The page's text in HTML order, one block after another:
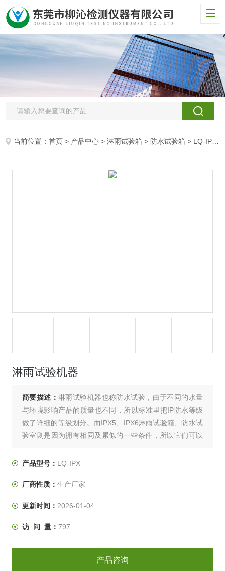
当前位置：首页 > 产品中心 >淋雨试验箱 > 防水试验箱 > LQ-IPX淋雨试验机器
淋雨试验机器
简要描述：淋雨试验机器也称防水试验，由于不同的水量
与环境影响产品的质量也不同，所以标准里把IP防水等级
做了详细的等级划分。而IPX5、IPX6淋雨试验箱、防水试
验室则是因为拥有相同及累似的一些条件，所以它们可以
产品型号： LQ-IPX
厂商性质： 生产厂家
更新时间： 2026-01-04
访 问 量： 797
产品咨询